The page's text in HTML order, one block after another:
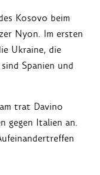
Kosovo beim
Nyon. Im ersten
Ukraine, die
Spanien und
trat Davino
gegen Italien an.